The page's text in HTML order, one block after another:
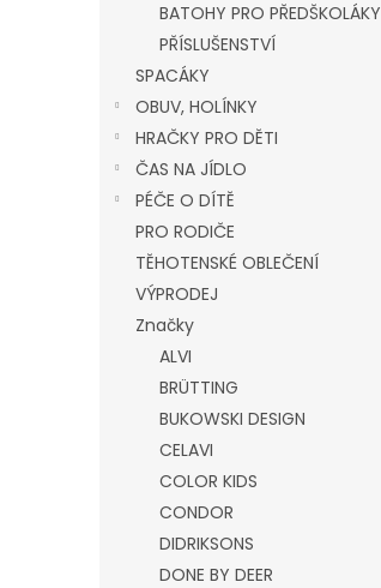
BATOHY PRO PŘEDŠKOLÁKY
PŘÍSLUŠENSTVÍ
SPACÁKY
OBUV, HOLÍNKY
HRAČKY PRO DĚTI
ČAS NA JÍDLO
PÉČE O DÍTĚ
PRO RODIČE
TĚHOTENSKÉ OBLEČENÍ
VÝPRODEJ
Značky
ALVI
BRÜTTING
BUKOWSKI DESIGN
CELAVI
COLOR KIDS
CONDOR
DIDRIKSONS
DONE BY DEER